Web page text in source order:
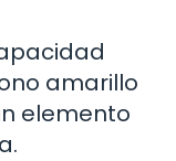
amarillo
elemento